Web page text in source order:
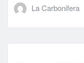
La Carbonifera